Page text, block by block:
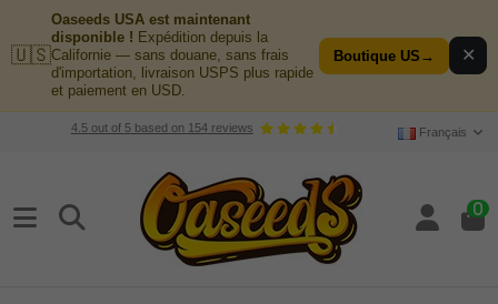
🇺🇸
Oaseeds USA est maintenant
disponible ! Expédition depuis la
Californie — sans douane, sans frais
d'importation, livraison USPS plus rapide
et paiement en USD.
Boutique US → ✕
4.5out of 5based on 154reviews Français
0